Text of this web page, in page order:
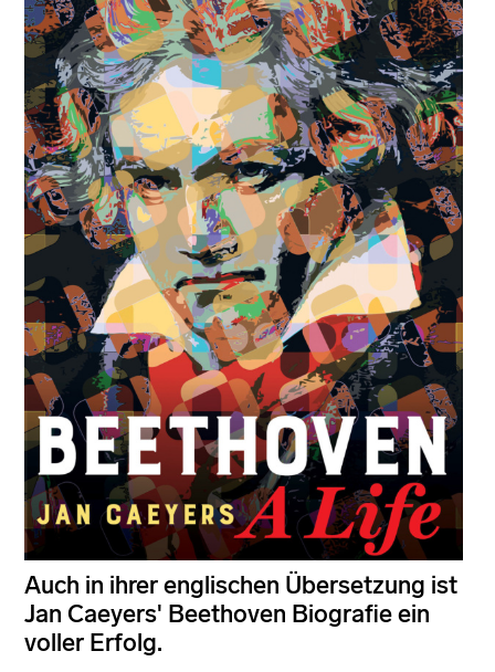
Auch in ihrer englischen Übersetzung ist
Jan Caeyers' Beethoven Biografie ein
voller Erfolg.